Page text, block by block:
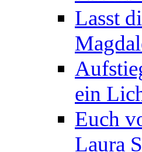
Lasst
ein
Euch
Laura